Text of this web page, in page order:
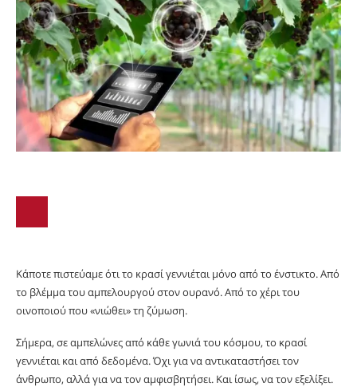
Κάποτε πιστεύαμε ότι το κρασί γεννιέται μόνο από το ένστικτο. Από
το βλέμμα του αμπελουργού στον ουρανό. Από το χέρι του
οινοποιού που «νιώθει» τη ζύμωση.
Σήμερα, σε αμπελώνες από κάθε γωνιά του κόσμου, το κρασί
γεννιέται και από δεδομένα. Όχι για να αντικαταστήσει τον
άνθρωπο, αλλά για να τον αμφισβητήσει. Και ίσως, να τον εξελίξει.